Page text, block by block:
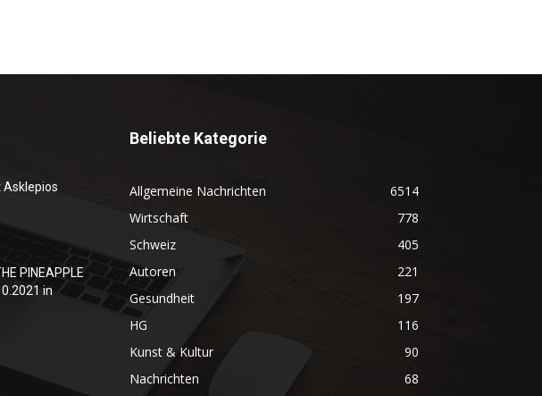
Asklepios
PINEAPPLE
in
Beliebte Kategorie
Allgemeine Nachrichten
6514
Wirtschaft
778
Schweiz
405
Autoren
221
Gesundheit
197
HG
116
Kunst & Kultur
90
Nachrichten
68